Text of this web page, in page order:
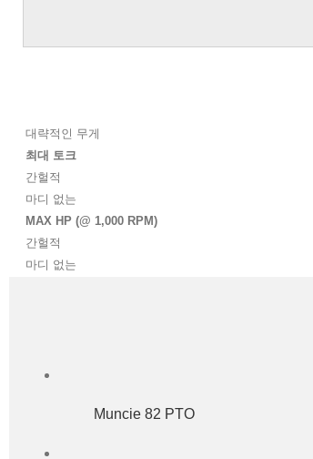
대략적인 무게
최대 토크
간헐적
마디 없는
MAX HP (@ 1,000 RPM)
간헐적
마디 없는
Muncie 82 PTO